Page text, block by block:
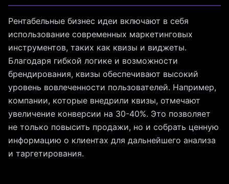
Рентабельные бизнес идеи включают в себя
использование современных маркетинговых
инструментов, таких как квизы и виджеты.
Благодаря гибкой логике и возможности
брендирования, квизы обеспечивают высокий
уровень вовлеченности пользователей. Например,
компании, которые внедрили квизы, отмечают
увеличение конверсии на 30-40%. Это позволяет
не только повысить продажи, но и собрать ценную
информацию о клиентах для дальнейшего анализа
и таргетирования.